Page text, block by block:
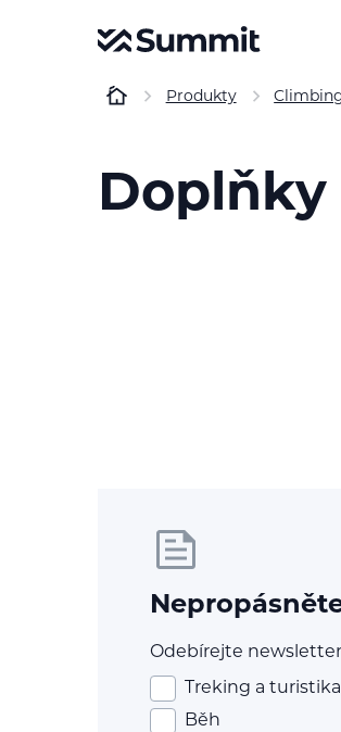
Produkty
Doplňky
Odebírejte
Treking a turistika
Běh